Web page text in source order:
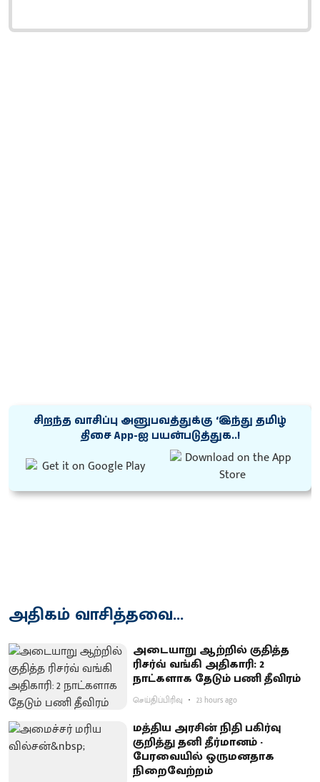
சிறந்த வாசிப்பு அனுபவத்துக்கு ‘இந்து தமிழ்
திசை App-ஐ பயன்படுத்துக..!
அதிகம் வாசித்தவை...
அடையாறு ஆற்றில் குதித்த
ரிசர்வ் வங்கி அதிகாரி: 2
நாட்களாக தேடும் பணி தீவிரம்
செய்திப்பிரிவு 23 hours ago
மத்திய அரசின் நிதி பகிர்வு
குறித்து தனி தீர்மானம் -
பேரவையில் ஒருமனதாக
நிறைவேற்றம்